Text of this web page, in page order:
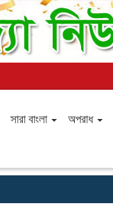
সারা বাংলা অপরাধ